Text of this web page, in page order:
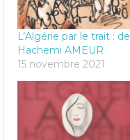
L’Algérie par le trait : de
Hachemi AMEUR
15 novembre 2021